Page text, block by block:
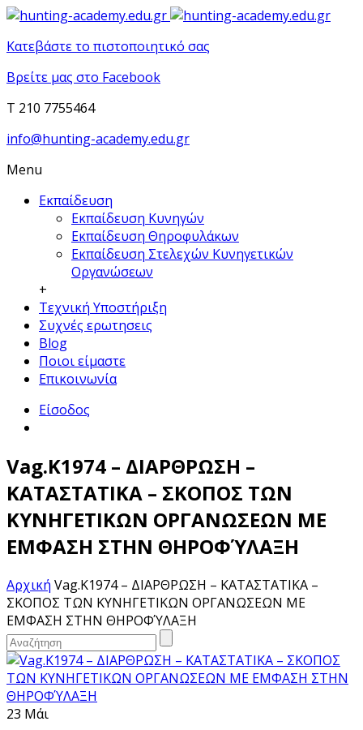
Κατεβάστε το πιστοποιητικό σας
Βρείτε μας στο Facebook
T 210 7755464
info@hunting-academy.edu.gr
Menu
Εκπαίδευση
Εκπαίδευση Κυνηγών
Εκπαίδευση Θηροφυλάκων
Εκπαίδευση Στελεχών Κυνηγετικών
Οργανώσεων
+
Τεχνική Υποστήριξη
Συχνές ερωτησεις
Blog
Ποιοι είμαστε
Επικοινωνία
Είσοδος
Vag.K1974 – ΔΙΑΡΘΡΩΣΗ –
ΚΑΤΑΣΤΑΤΙΚΑ – ΣΚΟΠΟΣ ΤΩΝ
ΚΥΝΗΓΕΤΙΚΩΝ ΟΡΓΑΝΩΣΕΩΝ ΜΕ
ΕΜΦΑΣΗ ΣΤΗΝ ΘΗΡΟΦΎΛΑΞΗ
Αρχική Vag.K1974 – ΔΙΑΡΘΡΩΣΗ – ΚΑΤΑΣΤΑΤΙΚΑ –
ΣΚΟΠΟΣ ΤΩΝ ΚΥΝΗΓΕΤΙΚΩΝ ΟΡΓΑΝΩΣΕΩΝ ΜΕ
ΕΜΦΑΣΗ ΣΤΗΝ ΘΗΡΟΦΎΛΑΞΗ
23 Μάι